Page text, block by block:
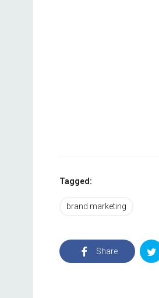
Tagged:
brand marketing
Share